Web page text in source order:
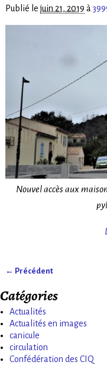
Publié lejuin 21, 2019 à
Nouvel accès aux
← Précédent
Catégories
Actualités
Actualités en images
canicule
circulation
Confédération des CIQ